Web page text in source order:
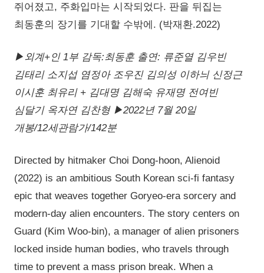
쥐어졌고, 주화입마는 시작되었다. 판을 뒤집는
최동훈의 장기를 기대할 수밖에. (박재환.2022)
▶외계+인 1부 감독:최동훈 출연: 류준열 김우빈
김태리 소지섭 염정아 조우진 김의성 이하늬 신정근
이시훈 최유리 + 김대명 김해숙 유재명 전여빈
심달기 옥자연 김찬형 ▶2022년 7월 20일
개봉/12세관람가/142분
Directed by hitmaker Choi Dong-hoon, Alienoid
(2022) is an ambitious South Korean sci-fi fantasy
epic that weaves together Goryeo-era sorcery and
modern-day alien encounters. The story centers on
Guard (Kim Woo-bin), a manager of alien prisoners
locked inside human bodies, who travels through
time to prevent a mass prison break. When a